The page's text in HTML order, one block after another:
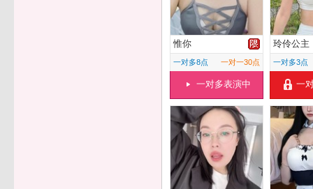
惟你
一对多8点 一对一30点
一对多表演中
玲伶公主
一对多3点
一